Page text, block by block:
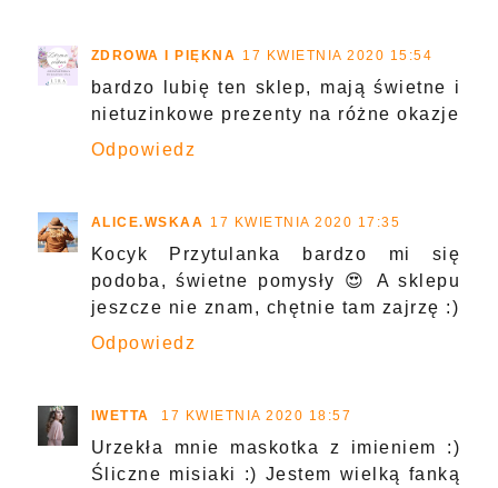
ZDROWA I PIĘKNA 17 KWIETNIA 2020 15:54
bardzo lubię ten sklep, mają świetne i
nietuzinkowe prezenty na różne okazje
Odpowiedz
ALICE.WSKAA 17 KWIETNIA 2020 17:35
Kocyk Przytulanka bardzo mi się
podoba, świetne pomysły 😍 A sklepu
jeszcze nie znam, chętnie tam zajrzę :)
Odpowiedz
IWETTA 17 KWIETNIA 2020 18:57
Urzekła mnie maskotka z imieniem :)
Śliczne misiaki :) Jestem wielką fanką